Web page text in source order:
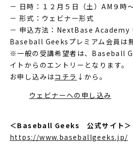
－ 日時：１２月５日（土）AM９時
－ 形式：ウェビナー形式
－ 申込方法：NextBase Academy
Baseball Geeksプレミアム会員は無
※一般の受講希望者は、Baseball
イトからのエントリーとなります。
お申し込みはコチラ ↓から。
ウェビナーへの申し込み
＜Baseball Geeks 公式サイト＞
https://www.baseballgeeks.jp/